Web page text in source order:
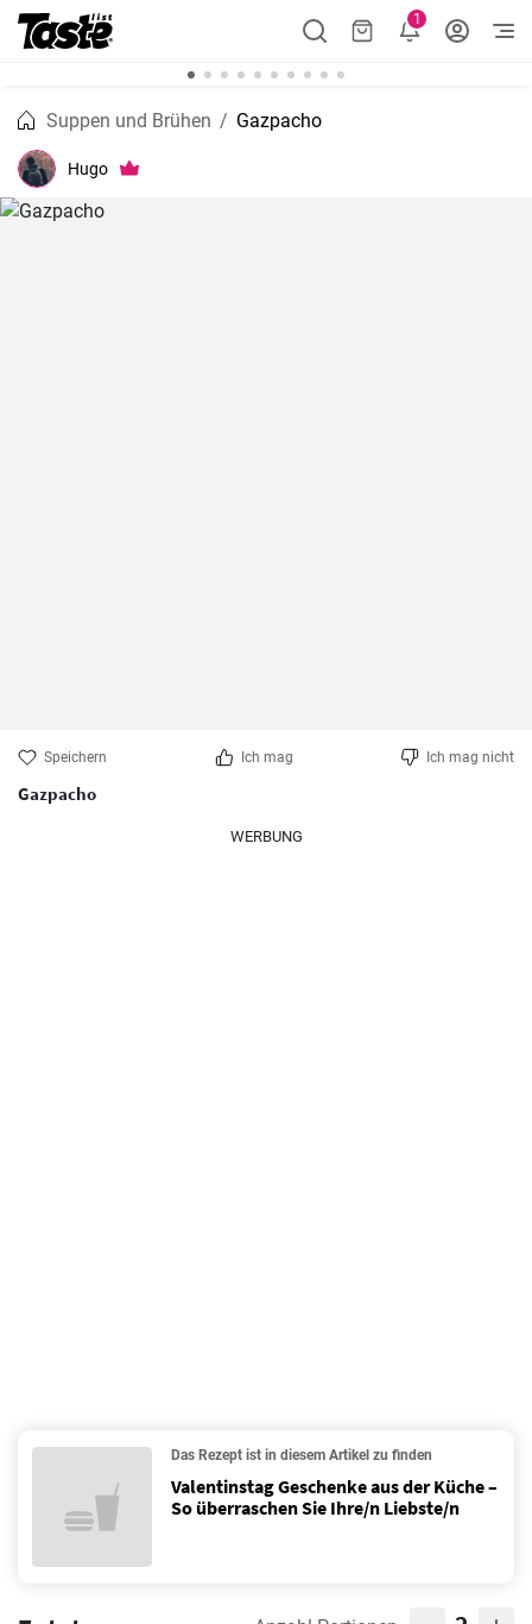
1
Suppen und Brühen Gazpacho
Hugo
Speichern Ich mag Ich mag nicht
Gazpacho
WERBUNG
Das Rezept ist in diesem Artikel zu finden
Valentinstag Geschenke aus der Küche –
So überraschen Sie Ihre/n Liebste/n